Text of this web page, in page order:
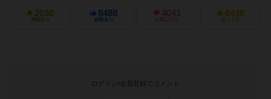
2030
興味あり
8488
経験あり
4041
お気に入り
6438
持ってる
ログイン/会員登録でコメント